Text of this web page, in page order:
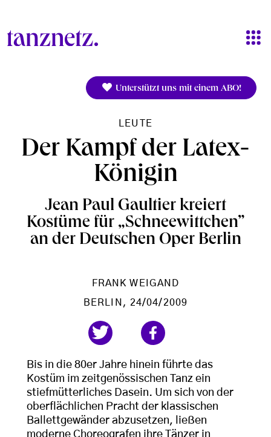
Unterstützt uns mit einem ABO!
LEUTE
Der Kampf der Latex-
Königin
Jean Paul Gaultier kreiert
Kostüme für „Schneewittchen”
an der Deutschen Oper Berlin
FRANK WEIGAND
BERLIN , 24/04/2009
Bis in die 80er Jahre hinein führte das
Kostüm im zeitgenössischen Tanz ein
stiefmütterliches Dasein. Um sich von der
oberflächlichen Pracht der klassischen
Ballettgewänder abzusetzen, ließen
moderne Choreografen ihre Tänzer in